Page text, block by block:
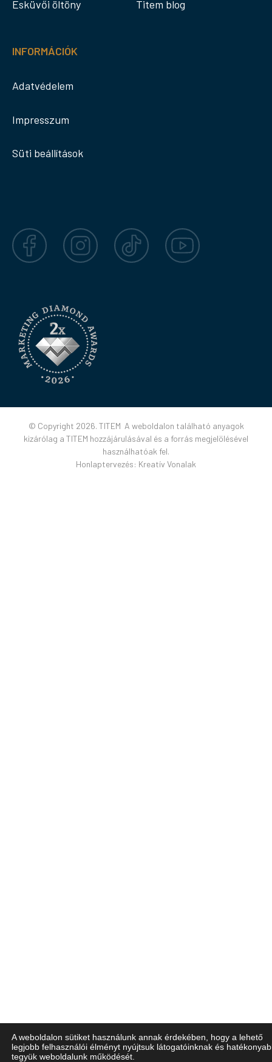
Esküvői öltöny Titem blog
INFORMÁCIÓK
Adatvédelem
Impresszum
Süti beállítások
Facebook Instagram TikTok YouTube
© Copyright 2026. TITEM A weboldalon található anyagok
kizárólag a TITEM hozzájárulásával és a forrás megjelölésével
használhatóak fel.
Honlaptervezés: Kreatív Vonalak
A weboldalon sütiket használunk annak érdekében, hogy a lehető
legjobb felhasználói élményt nyújtsuk látogatóinknak és
tegyük weboldalunk működését.